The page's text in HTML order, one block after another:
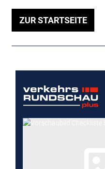
ZUR STARTSEITE